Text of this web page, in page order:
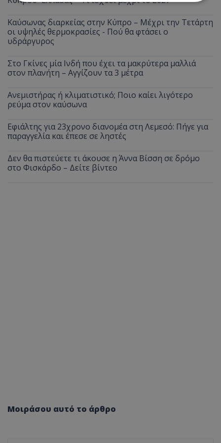
Καύσωνας διαρκείας στην Κύπρο – Μέχρι την Τετάρτη
οι υψηλές θερμοκρασίες - Πού θα φτάσει ο
υδράργυρος
Στο Γκίνες μία Ινδή που έχει τα μακρύτερα μαλλιά
στον πλανήτη – Αγγίζουν τα 3 μέτρα
Ανεμιστήρας ή κλιματιστικό; Ποιο καίει λιγότερο
ρεύμα στον καύσωνα
Εφιάλτης για 23χρονο διανομέα στη Λεμεσό: Πήγε για
παραγγελία και έπεσε σε ληστές
Δεν θα πιστεύετε τι άκουσε η Άννα Βίσση σε δρόμο
στο Φισκάρδο – Δείτε βίντεο
Μοιράσου αυτό το άρθρο
Απολύτως απαραίτητα
Απόδοσης
Στόχευσης
Λειτουργικότητας
Τα απολύτως απαραίτητα cookies επιτρέπουν
βασικές λειτουργίες του ιστότοπου, όπως τη
Ο ιστότοπος δεν μπορεί να χρησιμοποιηθεί σωστά
χωρίς τα απολύτως απαραίτητα cookies.
usprivacy
.lifenewscy.tothemaonline.com